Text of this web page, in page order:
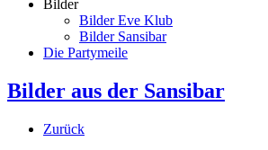
Bilder
Bilder Eve Klub
Bilder Sansibar
Die Partymeile
Bilder aus der Sansibar
Zurück